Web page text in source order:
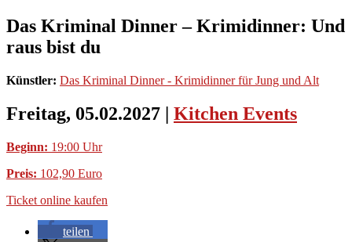
Das Kriminal Dinner – Krimidinner: Und
raus bist du
Künstler: Das Kriminal Dinner - Krimidinner für Jung und Alt
Freitag, 05.02.2027 | Kitchen Events
Beginn: 19:00 Uhr
Preis: 102,90 Euro
Ticket online kaufen
teilen